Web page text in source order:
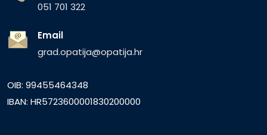
051 701 322
Email
grad.opatija@opatija.hr
OIB: 99455464348
IBAN: HR5723600001830200000